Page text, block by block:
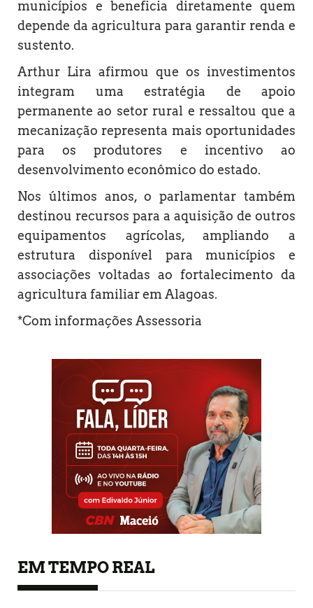
municípios e beneficia diretamente quem
depende da agricultura para garantir renda e
sustento.
Arthur Lira afirmou que os investimentos
integram uma estratégia de apoio
permanente ao setor rural e ressaltou que a
mecanização representa mais oportunidades
para os produtores e incentivo ao
desenvolvimento econômico do estado.
Nos últimos anos, o parlamentar também
destinou recursos para a aquisição de outros
equipamentos agrícolas, ampliando a
estrutura disponível para municípios e
associações voltadas ao fortalecimento da
agricultura familiar em Alagoas.
*Com informações Assessoria
EM TEMPO REAL